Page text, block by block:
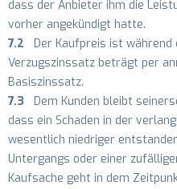
dass der Anbieter ihm die
vorher angekündigt hatte.
7.2 Der Kaufpreis ist während
Verzugszinssatz beträgt per
Basiszinssatz.
7.3 Dem Kunden bleibt
dass ein Schaden in der
wesentlich niedriger
Untergangs oder einer
Kaufsache geht in dem